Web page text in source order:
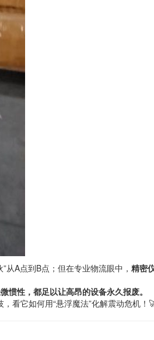
A点到B点；但在专业物流眼中， 精密
惯性，都足以让高昂的设备永久报废。
看它如何用“悬浮魔法”化解震动危机！